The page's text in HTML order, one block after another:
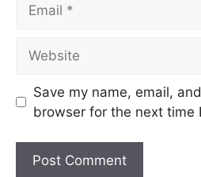
Save my name, email,
browser for the next time